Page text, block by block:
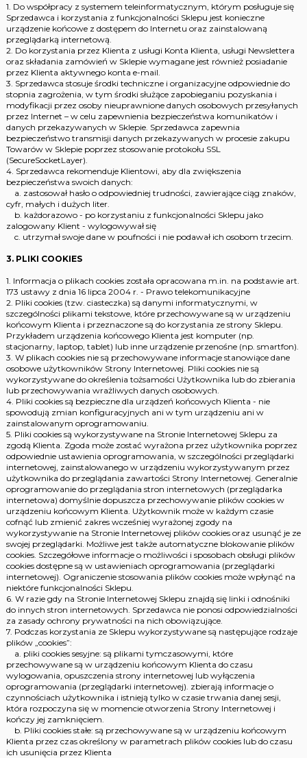
1. Do współpracy z systemem teleinformatycznym, którym posługuje się
Sprzedawca i korzystania z funkcjonalności Sklepu jest konieczne
urządzenie końcowe z dostępem do Internetu oraz zainstalowaną
przeglądarką internetową.
2. Do korzystania przez Klienta z usługi Konta Klienta, usługi Newslettera
oraz składania zamówień w Sklepie wymagane jest również posiadanie
przez Klienta aktywnego konta e-mail.
3. Sprzedawca stosuje środki techniczne i organizacyjne odpowiednie do
stopnia zagrożenia, w tym środki służące zapobieganiu pozyskania i
modyfikacji przez osoby nieuprawnione danych osobowych przesyłanych
przez Internet – w celu zapewnienia bezpieczeństwa komunikatów i
danych przekazywanych w Sklepie. Sprzedawca zapewnia
bezpieczeństwo transmisji danych przekazywanych w procesie zakupu
Towarów w Sklepie poprzez stosowanie protokołu SSL
(SecureSocketLayer).
4. Sprzedawca rekomenduje Klientowi, aby dla zwiększenia
bezpieczeństwa swoich danych:
a. zastosował hasło o odpowiedniej trudności, zawierające ciąg znaków,
cyfr, małych i dużych liter.
b. każdorazowo - po korzystaniu z funkcjonalności Sklepu jako
zalogowany Klient - wylogowywał się
c. utrzymał swoje dane w poufności i nie podawał ich osobom trzecim.
3. PLIKI COOKIES
1. Informacja o plikach cookies została opracowana m.in. na podstawie art.
173 ustawy z dnia 16 lipca 2004 r. - Prawo telekomunikacyjne
2. Pliki cookies (tzw. ciasteczka) są danymi informatycznymi, w
szczególności plikami tekstowe, które przechowywane są w urządzeniu
końcowym Klienta i przeznaczone są do korzystania ze strony Sklepu.
Przykładem urządzenia końcowego Klienta jest komputer (np.
stacjonarny, laptop, tablet) lub inne urządzenie przenośne (np. smartfon).
3. W plikach cookies nie są przechowywane informacje stanowiące dane
osobowe użytkowników Strony Internetowej. Pliki cookies nie są
wykorzystywane do określenia tożsamości Użytkownika lub do zbierania
lub przechowywania wrażliwych danych osobowych.
4. Pliki cookies są bezpieczne dla urządzeń końcowych Klienta - nie
spowodują zmian konfiguracyjnych ani w tym urządzeniu ani w
zainstalowanym oprogramowaniu.
5. Pliki cookies są wykorzystywane na Stronie Internetowej Sklepu za
zgodą Klienta. Zgoda może zostać wyrażona przez użytkownika poprzez
odpowiednie ustawienia oprogramowania, w szczególności przeglądarki
internetowej, zainstalowanego w urządzeniu wykorzystywanym przez
użytkownika do przeglądania zawartości Strony Internetowej. Generalnie
oprogramowanie do przeglądania stron internetowych (przeglądarka
internetowa) domyślnie dopuszcza przechowywanie plików cookies w
urządzeniu końcowym Klienta. Użytkownik może w każdym czasie
cofnąć lub zmienić zakres wcześniej wyrażonej zgody na
wykorzystywanie na Stronie Internetowej plików cookies oraz usunąć je ze
swojej przeglądarki. Możliwe jest także automatyczne blokowanie plików
cookies. Szczegółowe informacje o możliwości i sposobach obsługi plików
cookies dostępne są w ustawieniach oprogramowania (przeglądarki
internetowej). Ograniczenie stosowania plików cookies może wpłynąć na
niektóre funkcjonalności Sklepu.
6. W razie gdy na Stronie Internetowej Sklepu znajdą się linki i odnośniki
do innych stron internetowych. Sprzedawca nie ponosi odpowiedzialności
za zasady ochrony prywatności na nich obowiązujące.
7. Podczas korzystania ze Sklepu wykorzystywane są następujące rodzaje
plików „cookies”:
a. pliki cookies sesyjne: są plikami tymczasowymi, które
przechowywane są w urządzeniu końcowym Klienta do czasu
wylogowania, opuszczenia strony internetowej lub wyłączenia
oprogramowania (przeglądarki internetowej). zbierają informacje o
czynnościach użytkownika i istnieją tylko w czasie trwania danej sesji,
która rozpoczyna się w momencie otworzenia Strony Internetowej i
kończy jej zamknięciem.
b. Pliki cookies stałe: są przechowywane są w urządzeniu końcowym
Klienta przez czas określony w parametrach plików cookies lub do czasu
ich usunięcia przez Klienta